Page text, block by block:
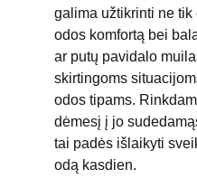
galima užtikrinti ne
odos komfortą bei
ar putų pavidalo
skirtingoms
odos tipams.
dėmesį į jo
tai padės išlaikyti
odą kasdien.